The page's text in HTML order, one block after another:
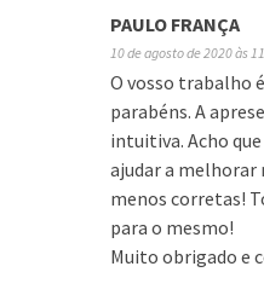
PAULO FRANÇA
10 de agosto de 2020 às
O vosso trabalho
parabéns. A
intuitiva. Acho
ajudar a melhorar
menos corretas!
para o mesmo!
Muito obrigado e